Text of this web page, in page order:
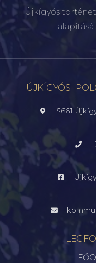
Újkígyós
ÚJKÍGYÓSI
5661